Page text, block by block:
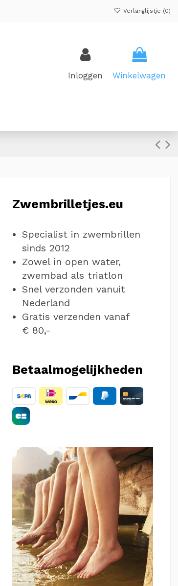
Verlanglijstje (0)
Inloggen Winkelwagen
Zwembrilletjes.eu
Specialist in zwembrillen
sinds 2012
Zowel in open water,
zwembad als triatlon
Snel verzonden vanuit
Nederland
Gratis verzenden vanaf
€ 80,-
Betaalmogelijkheden